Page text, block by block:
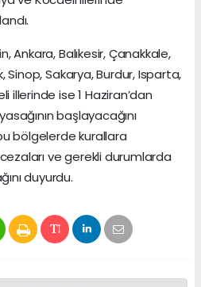
Ankara, Balıkesir, Çanakkale,
Sinop, Sakarya, Burdur, Isparta,
illerinde ise 1 Haziran’dan
başlayacağını
bölgelerde kurallara
ve gerekli durumlarda
duyurdu.